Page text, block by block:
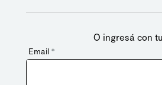
O ingresá con
Email *